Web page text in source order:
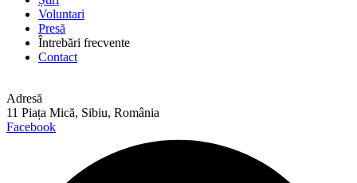
Voluntari
Presă
Întrebări frecvente
Contact
Adresă
11 Piața Mică, Sibiu, România
Facebook